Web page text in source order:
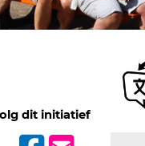
dit initiatief